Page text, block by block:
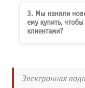
3. Мы наняли
ему купить,
клиентами?
Электронная